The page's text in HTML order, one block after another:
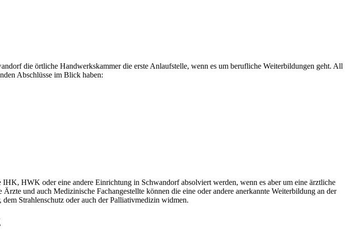
die örtliche Handwerkskammer die erste Anlaufstelle, wenn es um berufliche Weiterbildungen geht. All
Abschlüsse im Blick haben:
HWK oder eine andere Einrichtung in Schwandorf absolviert werden, wenn es aber um eine ärztliche
und auch Medizinische Fachangestellte können die eine oder andere anerkannte Weiterbildung an der
Strahlenschutz oder auch der Palliativmedizin widmen.